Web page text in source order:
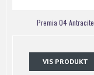
Premia 04 Antracite
VIS PRODUKT